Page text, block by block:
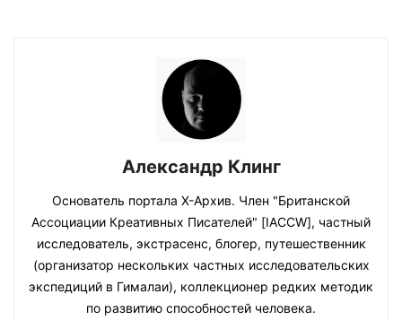
Александр Клинг
Основатель портала Х-Архив. Член "Британской
Ассоциации Креативных Писателей" [IACCW], частный
исследователь, экстрасенс, блогер, путешественник
(организатор нескольких частных исследовательских
экспедиций в Гималаи), коллекционер редких методик
по развитию способностей человека.